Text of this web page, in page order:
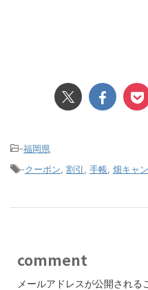
-福岡県
-クーポン 割引 手帳 畑キャ
comment
メールアドレスが公開される